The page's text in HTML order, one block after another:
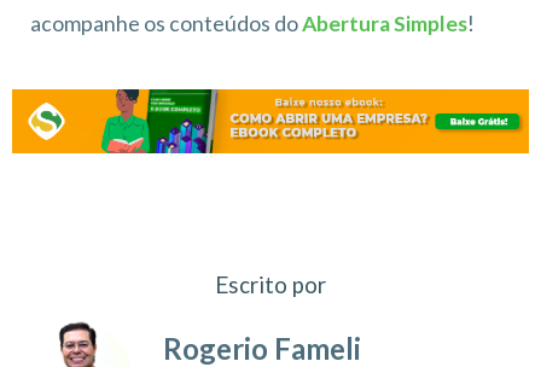
acompanhe os conteúdos doAbertura Simples!
Escrito por
Rogerio Fameli